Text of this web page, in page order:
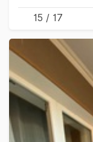
15 / 17